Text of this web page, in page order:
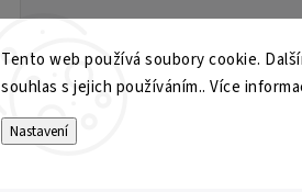
Tento web používá soubory cookie.
souhlas s jejich používáním.. Více
Nastavení